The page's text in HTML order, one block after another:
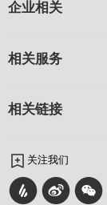
企业相关
相关服务
相关链接
关注我们